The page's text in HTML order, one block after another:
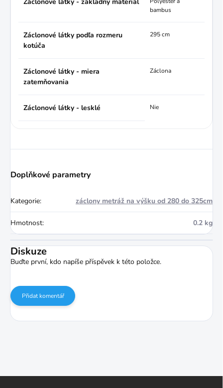
bambus
Záclonové látky podľa rozmeru
kotúča
295 cm
Záclonové látky - miera
zatemňovania
Záclona
Záclonové látky - lesklé Nie
Doplňkové parametry
Kategorie: záclony metráž na výšku od 280 do 325cm
Hmotnost: 0.2 kg
Diskuze
Buďte první, kdo napíše příspěvek k této položce.
Přidat komentář
Z